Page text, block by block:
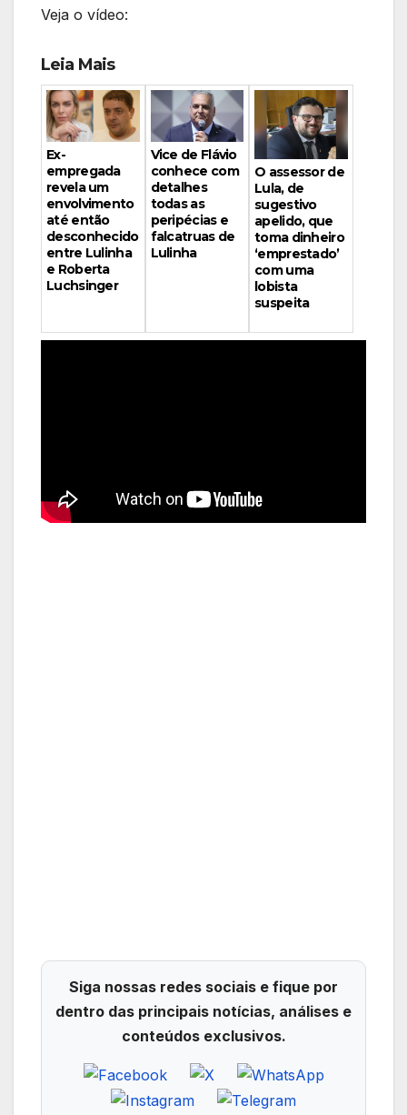
Veja o vídeo:
Leia Mais
Ex-
empregada
revela um
envolvimento
até então
desconhecido
entre Lulinha
e Roberta
Luchsinger
Vice de Flávio
conhece com
detalhes
todas as
peripécias e
falcatruas de
Lulinha
O assessor de
Lula, de
sugestivo
apelido, que
toma dinheiro
‘emprestado’
com uma
lobista
suspeita
Siga nossas redes sociais e fique por
dentro das principais notícias, análises e
conteúdos exclusivos.